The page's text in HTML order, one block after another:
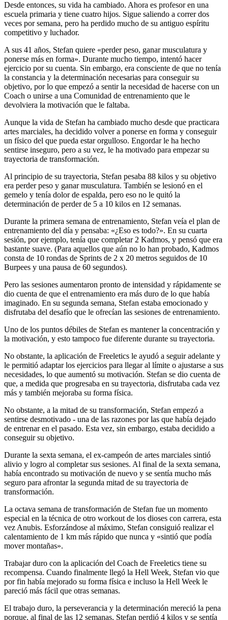
Desde entonces, su vida ha cambiado. Ahora es profesor en una
escuela primaria y tiene cuatro hijos. Sigue saliendo a correr dos
veces por semana, pero ha perdido mucho de su antiguo espíritu
competitivo y luchador.
A sus 41 años, Stefan quiere «perder peso, ganar musculatura y
ponerse más en forma». Durante mucho tiempo, intentó hacer
ejercicio por su cuenta. Sin embargo, era consciente de que no tenía
la constancia y la determinación necesarias para conseguir su
objetivo, por lo que empezó a sentir la necesidad de hacerse con un
Coach o unirse a una Comunidad de entrenamiento que le
devolviera la motivación que le faltaba.
Aunque la vida de Stefan ha cambiado mucho desde que practicara
artes marciales, ha decidido volver a ponerse en forma y conseguir
un físico del que pueda estar orgulloso. Engordar le ha hecho
sentirse inseguro, pero a su vez, le ha motivado para empezar su
trayectoria de transformación.
Al principio de su trayectoria, Stefan pesaba 88 kilos y su objetivo
era perder peso y ganar musculatura. También se lesionó en el
gemelo y tenía dolor de espalda, pero eso no le quitó la
determinación de perder de 5 a 10 kilos en 12 semanas.
Durante la primera semana de entrenamiento, Stefan veía el plan de
entrenamiento del día y pensaba: «¿Eso es todo?». En su cuarta
sesión, por ejemplo, tenía que completar 2 Kadmos, y pensó que era
bastante suave. (Para aquellos que aún no lo han probado, Kadmos
consta de 10 rondas de Sprints de 2 x 20 metros seguidos de 10
Burpees y una pausa de 60 segundos).
Pero las sesiones aumentaron pronto de intensidad y rápidamente se
dio cuenta de que el entrenamiento era más duro de lo que había
imaginado. En su segunda semana, Stefan estaba emocionado y
disfrutaba del desafío que le ofrecían las sesiones de entrenamiento.
Uno de los puntos débiles de Stefan es mantener la concentración y
la motivación, y esto tampoco fue diferente durante su trayectoria.
No obstante, la aplicación de Freeletics le ayudó a seguir adelante y
le permitió adaptar los ejercicios para llegar al límite o ajustarse a sus
necesidades, lo que aumentó su motivación. Stefan se dio cuenta de
que, a medida que progresaba en su trayectoria, disfrutaba cada vez
más y también mejoraba su forma física.
No obstante, a la mitad de su transformación, Stefan empezó a
sentirse desmotivado - una de las razones por las que había dejado
de entrenar en el pasado. Esta vez, sin embargo, estaba decidido a
conseguir su objetivo.
Durante la sexta semana, el ex-campeón de artes marciales sintió
alivio y logro al completar sus sesiones. Al final de la sexta semana,
había encontrado su motivación de nuevo y se sentía mucho más
seguro para afrontar la segunda mitad de su trayectoria de
transformación.
La octava semana de transformación de Stefan fue un momento
especial en la técnica de otro workout de los dioses con carrera, esta
vez Anubis. Esforzándose al máximo, Stefan consiguió realizar el
calentamiento de 1 km más rápido que nunca y «sintió que podía
mover montañas».
Trabajar duro con la aplicación del Coach de Freeletics tiene su
recompensa. Cuando finalmente llegó la Hell Week, Stefan vio que
por fin había mejorado su forma física e incluso la Hell Week le
pareció más fácil que otras semanas.
El trabajo duro, la perseverancia y la determinación mereció la pena
porque, al final de las 12 semanas, Stefan perdió 4 kilos y se sentía